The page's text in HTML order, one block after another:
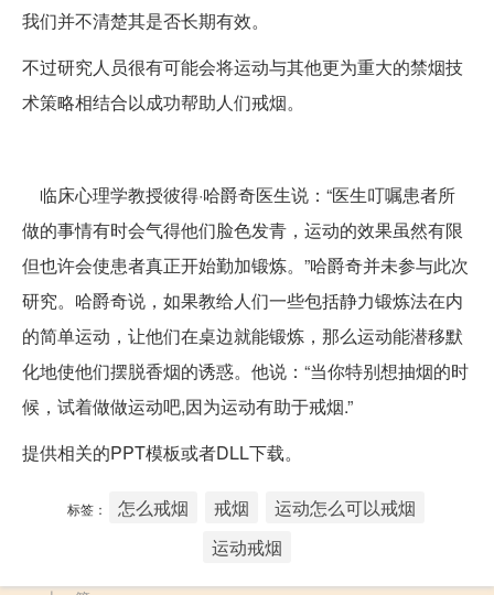
我们并不清楚其是否长期有效。
不过研究人员很有可能会将运动与其他更为重大的禁烟技
术策略相结合以成功帮助人们戒烟。
临床心理学教授彼得·哈爵奇医生说：“医生叮嘱患者所
做的事情有时会气得他们脸色发青，运动的效果虽然有限
但也许会使患者真正开始勤加锻炼。”哈爵奇并未参与此次
研究。哈爵奇说，如果教给人们一些包括静力锻炼法在内
的简单运动，让他们在桌边就能锻炼，那么运动能潜移默
化地使他们摆脱香烟的诱惑。他说：“当你特别想抽烟的时
候，试着做做运动吧,因为运动有助于戒烟.”
提供相关的PPT模板或者DLL下载。
标签： 怎么戒烟 戒烟
运动怎么可以戒烟
运动戒烟